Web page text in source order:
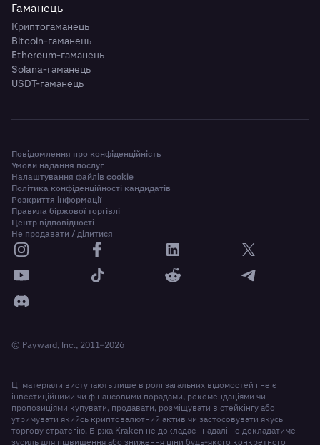
Гаманець
Криптогаманець
Bitcoin-гаманець
Ethereum-гаманець
Solana-гаманець
USDT-гаманець
Повідомлення про конфіденційність
Умови надання послуг
Налаштування файлів cookie
Політика конфіденційності кандидатів
Розкриття інформації
Правила біржової торгівлі
Центр відповідності
Не продавати / ділитися
© Payward, Inc., 2011–2026
Ці матеріали виступають лише в ролі загальних відомостей і не є
інвестиційними чи фінансовими порадами, рекомендаціями чи
пропозиціями купувати, продавати, розміщувати в стейкінгу або
утримувати якийсь криптовалютний актив чи застосовувати якусь
торгову стратегію. Біржа Kraken не докладає і надалі не докладатиме
зусиль для підвищення або зниження ціни будь-якого конкретного